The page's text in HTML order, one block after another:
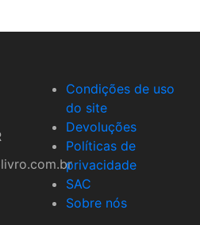
Condições de uso
do site
Devoluções
Políticas de
privacidade
SAC
Sobre nós